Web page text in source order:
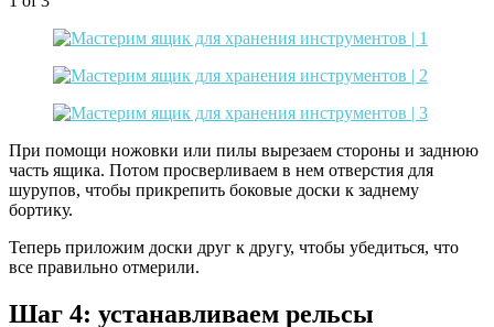
При помощи ножовки или пилы вырезаем стороны и заднюю
часть ящика. Потом просверливаем в нем отверстия для
шурупов, чтобы прикрепить боковые доски к заднему
бортику.
Теперь приложим доски друг к другу, чтобы убедиться, что
все правильно отмерили.
Шаг 4: устанавливаем рельсы